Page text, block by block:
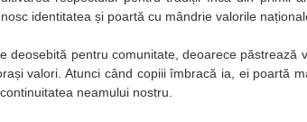
identitatea și poartă cu mândrie valorile
deosebită pentru comunitate, deoarece păstrează
valori. Atunci când copiii îmbracă ia, ei poartă
neamului nostru.